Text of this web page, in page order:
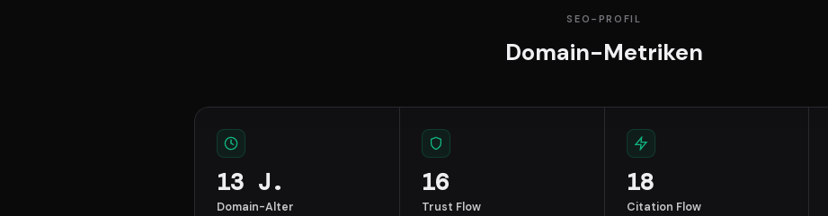
SEO-PROFIL
Domain-Metriken
13 J.
Domain-Alter
16
Trust Flow
18
Citation Flow